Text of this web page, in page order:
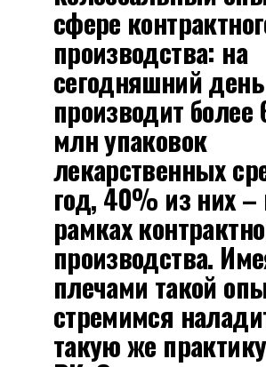
сфере
производства: на
сегодняшний
производит более
млн упаковок
лекарственных
год, 40% из них –
рамках
производства.
плечами такой
стремимся
такую же